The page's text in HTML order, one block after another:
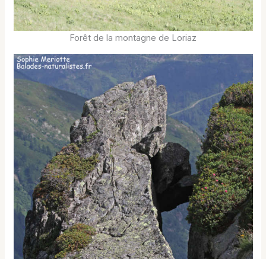
Forêt de la montagne de Loriaz